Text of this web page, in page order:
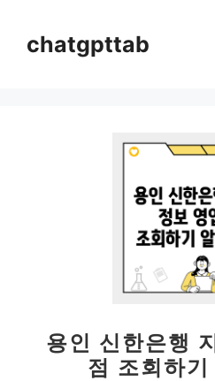
chatgpttab
용인 신한은행
점 조회하